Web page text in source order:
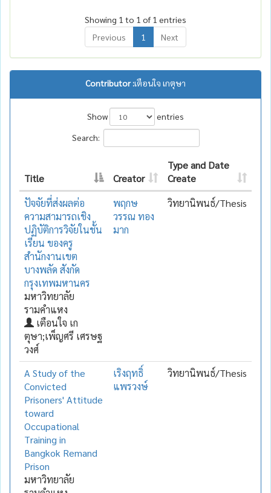
Showing 1 to 1 of 1 entries
Previous
1 Next
Contributor :เตือนใจ เกตุษา
Show
entries
Search:
Title Creator
Type and Date
Create
ปัจจัยที่ส่งผลต่อ
ความสามารถเชิง
ปฏิบัติการวิจัยในชั้น
เรียน ของครู
สำนักงานเขต
บางพลัด สังกัด
กรุงเทพมหานคร
มหาวิทยาลัย
รามคำแหง
เตือนใจ เก
ตุษา;เพ็ญศรี เศรษฐ
วงศ์
พฤกษ
วรรณ ทอง
มาก
วิทยานิพนธ์/Thesis
A Study of the
Convicted
Prisoners' Attitude
toward
Occupational
Training in
Bangkok Remand
Prison
มหาวิทยาลัย
เริงฤทธิ์
แพรวงษ์
วิทยานิพนธ์/Thesis